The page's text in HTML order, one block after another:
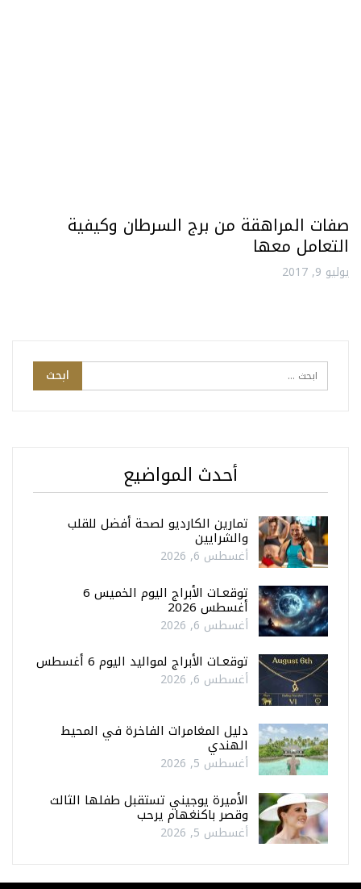
صفات المراهقة من برج السرطان وكيفية
التعامل معها
يوليو 9, 2017
أحدث المواضيع
تمارين الكارديو لصحة أفضل للقلب
والشرايين
أغسطس 6, 2026
توقعـات الأبراج اليوم الخميس 6
أغسطس 2026
أغسطس 6, 2026
توقعـات الأبراج لمواليد اليوم 6 أغسطس
أغسطس 6, 2026
دليل المغامرات الفاخرة في المحيط
الهندي
أغسطس 5, 2026
الأميرة يوجيني تستقبل طفلها الثالث
وقصر باكنغهام يرحب
أغسطس 5, 2026